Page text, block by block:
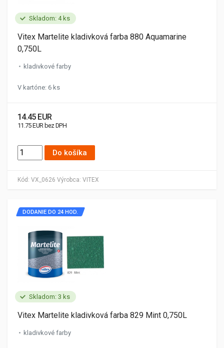
Skladom: 4 ks
Kód: VX_0626 Výrobca: VITEX
Vitex Martelite kladivková farba 880 Aquamarine
0,750L
kladivkové farby
V kartóne: 6 ks
14.45 EUR
11.75 EUR bez DPH
Do košíka
Skladom: 3 ks
DODANIE DO 24 HOD.
Vitex Martelite kladivková farba 829 Mint 0,750L
kladivkové farby